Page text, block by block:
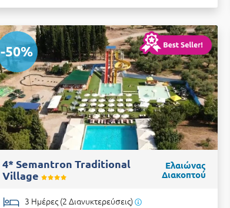
-50%
4* Semantron Traditional
Village
Ελαιώνας
Διακοπτού
3 Ημέρες (2 Διανυκτερεύσεις)